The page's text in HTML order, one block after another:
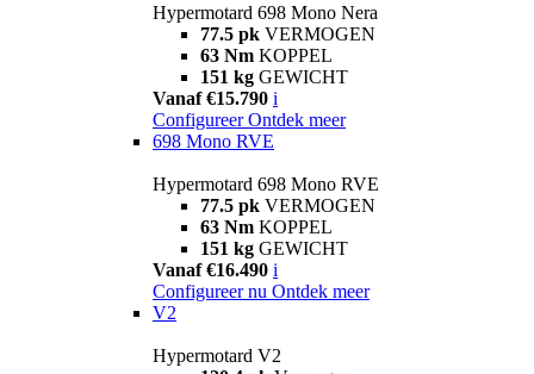
Hypermotard 698 Mono Nera
77.5 pk VERMOGEN
63 Nm KOPPEL
151 kg GEWICHT
Vanaf €15.790 i
Configureer Ontdek meer
698 Mono RVE
Hypermotard 698 Mono RVE
77.5 pk VERMOGEN
63 Nm KOPPEL
151 kg GEWICHT
Vanaf €16.490 i
Configureer nu Ontdek meer
V2
Hypermotard V2